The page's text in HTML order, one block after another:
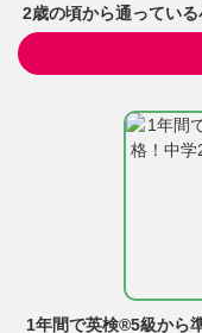
2歳の頃から通ってい
1年間で英検®5級から